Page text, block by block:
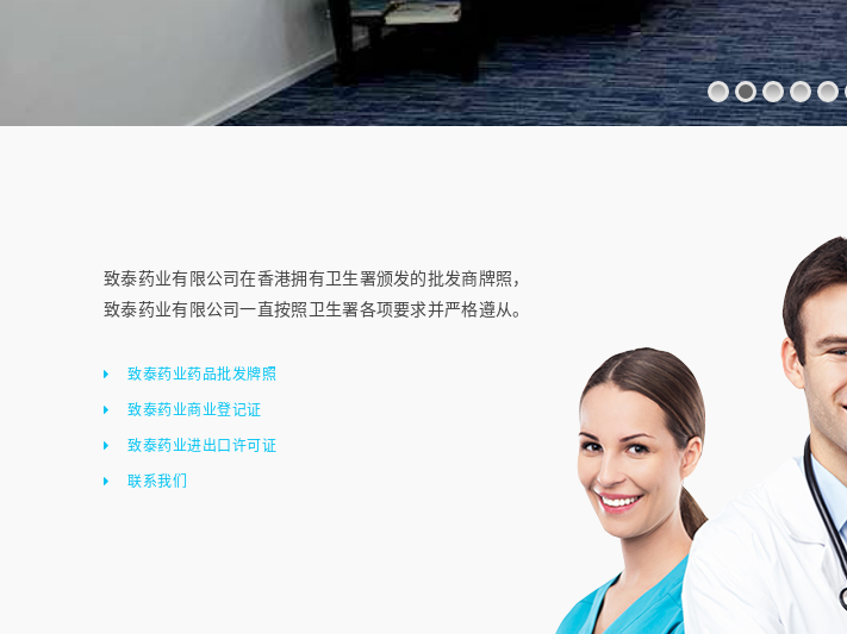
致泰药业有限公司在香港拥有卫生署颁发的批发商牌照，
致泰药业有限公司一直按照卫生署各项要求并严格遵从。
致泰药业药品批发牌照
致泰药业商业登记证
致泰药业进出口许可证
联系我们